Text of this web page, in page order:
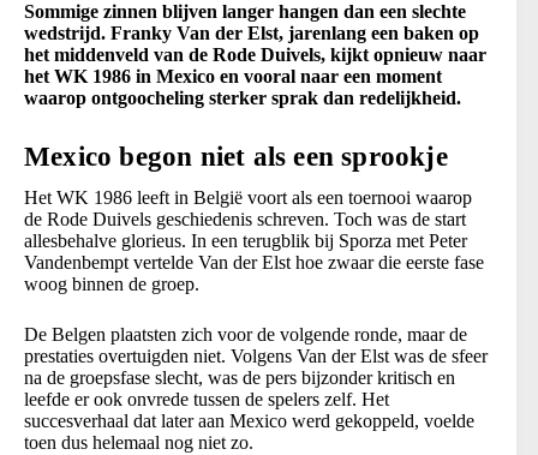
Sommige zinnen blijven langer hangen dan een slechte
wedstrijd. Franky Van der Elst, jarenlang een baken op
het middenveld van de Rode Duivels, kijkt opnieuw naar
het WK 1986 in Mexico en vooral naar een moment
waarop ontgoocheling sterker sprak dan redelijkheid.
Mexico begon niet als een sprookje
Het WK 1986 leeft in België voort als een toernooi waarop
de Rode Duivels geschiedenis schreven. Toch was de start
allesbehalve glorieus. In een terugblik bij Sporza met Peter
Vandenbempt vertelde Van der Elst hoe zwaar die eerste fase
woog binnen de groep.
De Belgen plaatsten zich voor de volgende ronde, maar de
prestaties overtuigden niet. Volgens Van der Elst was de sfeer
na de groepsfase slecht, was de pers bijzonder kritisch en
leefde er ook onvrede tussen de spelers zelf. Het
succesverhaal dat later aan Mexico werd gekoppeld, voelde
toen dus helemaal nog niet zo.